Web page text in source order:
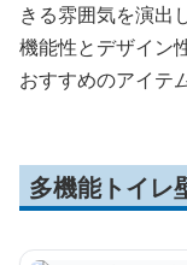
きる雰囲気を演出
機能性とデザイン
おすすめのアイテ
多機能トイレ